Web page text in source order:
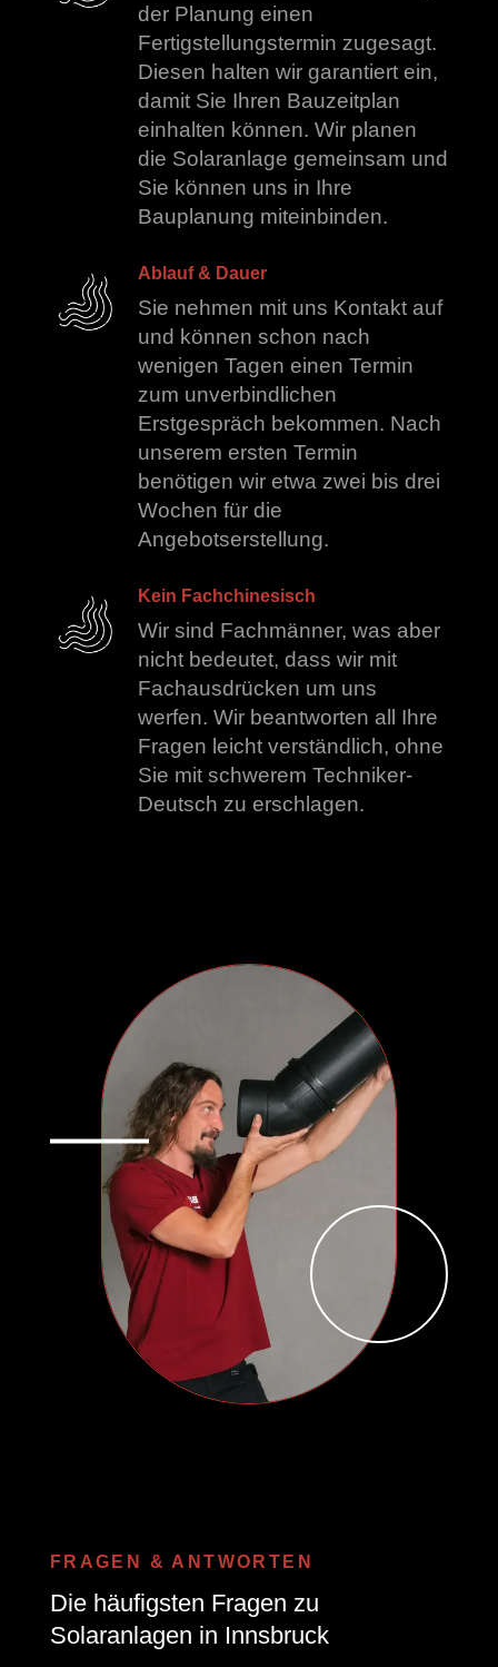
der Planung einen
Fertigstellungstermin zugesagt.
Diesen halten wir garantiert ein,
damit Sie Ihren Bauzeitplan
einhalten können. Wir planen
die Solaranlage gemeinsam und
Sie können uns in Ihre
Bauplanung miteinbinden.
Ablauf & Dauer
Sie nehmen mit uns Kontakt auf
und können schon nach
wenigen Tagen einen Termin
zum unverbindlichen
Erstgespräch bekommen. Nach
unserem ersten Termin
benötigen wir etwa zwei bis drei
Wochen für die
Angebotserstellung.
Kein Fachchinesisch
Wir sind Fachmänner, was aber
nicht bedeutet, dass wir mit
Fachausdrücken um uns
werfen. Wir beantworten all Ihre
Fragen leicht verständlich, ohne
Sie mit schwerem Techniker-
Deutsch zu erschlagen.
FRAGEN & ANTWORTEN
Die häufigsten Fragen zu
Solaranlagen in Innsbruck